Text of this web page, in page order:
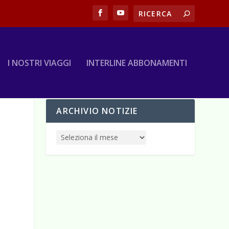
I NOSTRI VIAGGI INTERLINE ABBONAMENTI
ARCHIVIO NOTIZIE